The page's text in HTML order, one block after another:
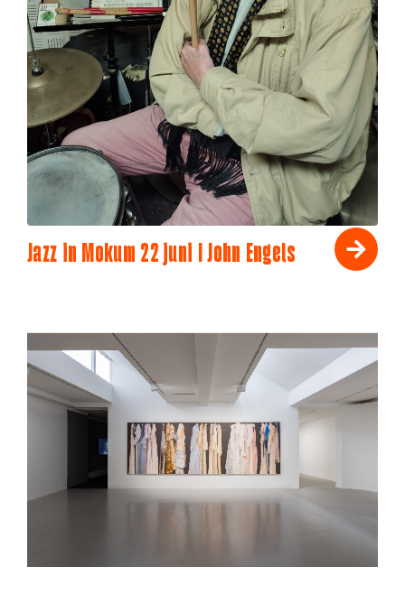
Jazz in Mokum 22 juni I John Engels